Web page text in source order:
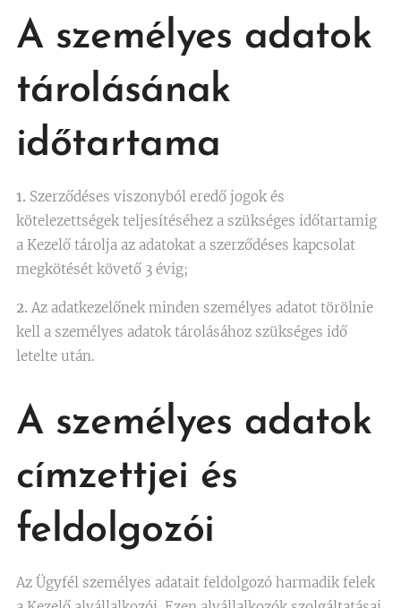
A személyes adatok
tárolásának
időtartama
1. Szerződéses viszonyból eredő jogok és
kötelezettségek teljesítéséhez a szükséges időtartamig
a Kezelő tárolja az adatokat a szerződéses kapcsolat
megkötését követő 3 évig;
2. Az adatkezelőnek minden személyes adatot törölnie
kell a személyes adatok tárolásához szükséges idő
letelte után.
A személyes adatok
címzettjei és
feldolgozói
Az Ügyfél személyes adatait feldolgozó harmadik felek